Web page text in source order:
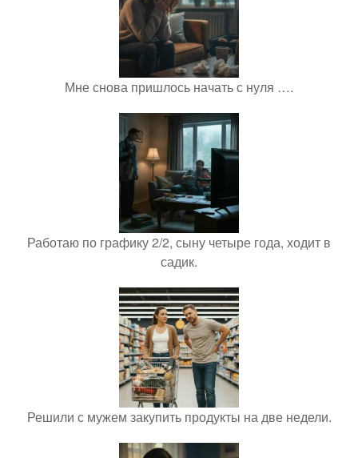
Мне снова пришлось начать с нуля ….
Работаю по графику 2/2, сыну четыре года, ходит в
садик.
Решили с мужем закупить продукты на две недели.